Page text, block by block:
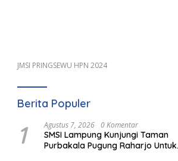
JMSI PRINGSEWU HPN 2024
Berita Populer
1 Agustus 7, 2026 0 Komentar
SMSI Lampung Kunjungi Taman
Purbakala Pugung Raharjo Untuk